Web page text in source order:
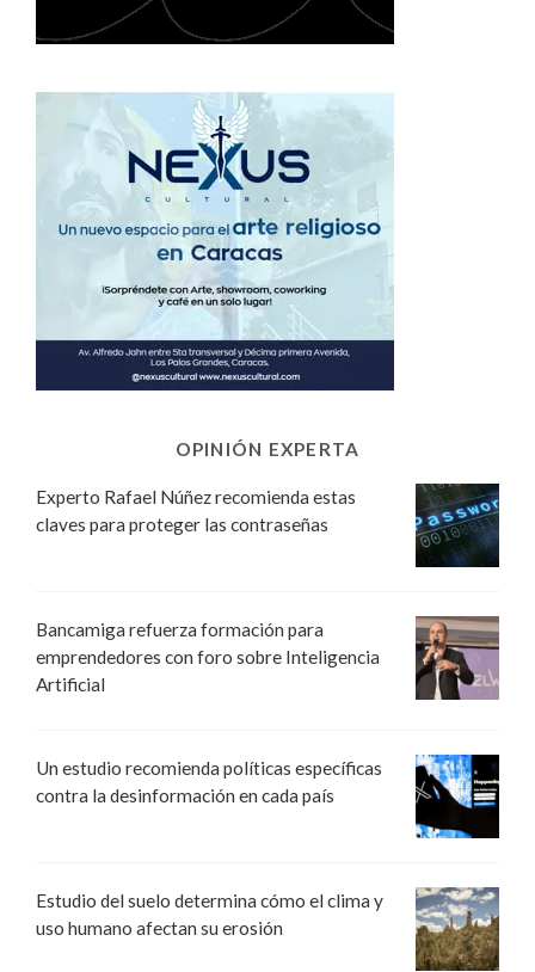
OPINIÓN EXPERTA
Experto Rafael Núñez recomienda estas
claves para proteger las contraseñas
Bancamiga refuerza formación para
emprendedores con foro sobre Inteligencia
Artificial
Un estudio recomienda políticas específicas
contra la desinformación en cada país
Estudio del suelo determina cómo el clima y
uso humano afectan su erosión